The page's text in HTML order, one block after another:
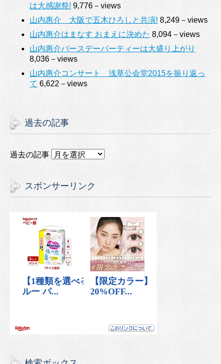
は大感謝祭! 9,776－views
山内惠介 大阪で五木ひろしと共演! 8,249－views
山内惠介はまなす おまえに決めた 8,094－views
山内惠介バースデーパーティーは大盛り上がり
8,036－views
山内惠介コンサート 浅草公会堂2015を振り返っ
て 6,622－views
過去の記事
過去の記事
スポンサーリンク